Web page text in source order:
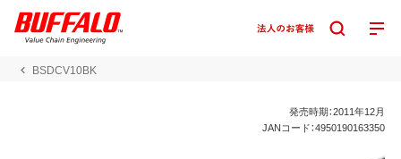
BSDCV10BK
発売時期：2011年12月
JANコード：4950190163350